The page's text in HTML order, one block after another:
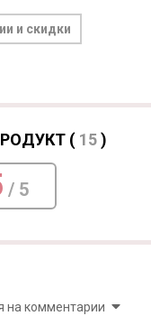
и скидки
( 15)
/ 5
на комментарии